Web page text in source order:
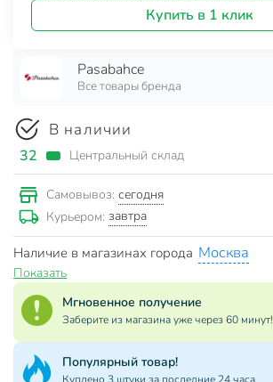
Купить в 1 клик
Pasabahce
Все товары бренда
В наличии
32 Центральный склад
Самовывоз: сегодня
Курьером: завтра
Наличие в магазинах города Москва
Показать
Мгновенное получение
Заберите из магазина уже через 60 минут!
Популярный товар!